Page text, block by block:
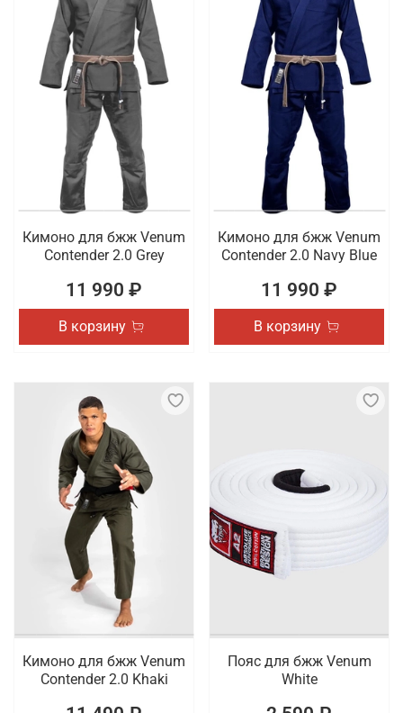
Кимоно для бжж Venum
Contender 2.0 Grey
11 990 ₽
В корзину
Кимоно для бжж Venum
Contender 2.0 Navy Blue
11 990 ₽
В корзину
Кимоно для бжж Venum
Contender 2.0 Khaki
Пояс для бжж Venum
White